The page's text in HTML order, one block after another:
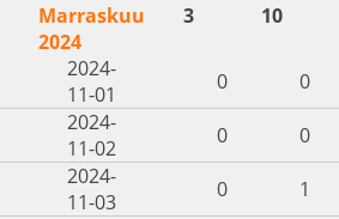
Marraskuu
2024
3 10
2024-
11-01
0 0
2024-
11-02
0 0
2024-
11-03
0 1